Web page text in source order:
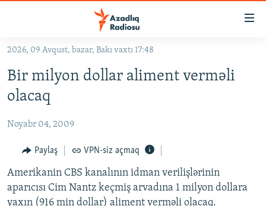
Əsas
qayıt
Əsas
naviqasiyaya
qayıt
KORRUPSIOMETR
#ƏSLINDƏ
FƏRQƏ BAX
QANUNI DOĞRU
ARAŞDIRMA
2026, 09 Avqust, bazar, Bakı vaxtı 17:48
Bir milyon dollar aliment verməli
olacaq
Noyabr 04, 2009
Paylaş VPN-siz açmaq
Amerikanin CBS kanalının idman verilişlərinin
aparıcısı Cim Nantz keçmiş arvadına 1 milyon dollara
yaxın (916 min dollar) aliment verməli olacaq.